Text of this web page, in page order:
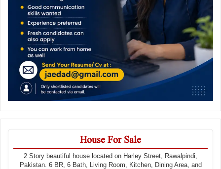
House For Sale
2 Story beautiful house located on Harley Street, Rawalpindi,
Pakistan. 6 BR, 6 Bath, Living Room, Kitchen, Dining Area, and